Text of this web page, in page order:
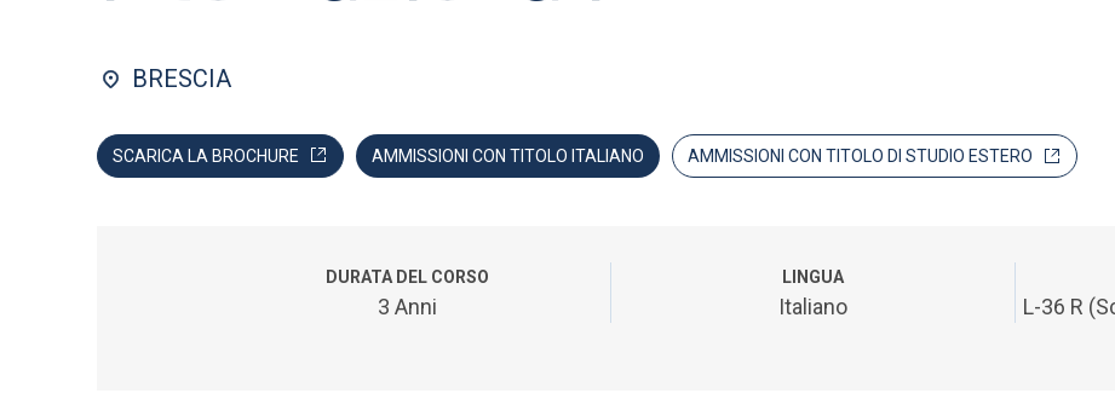
BRESCIA
SCARICA LA BROCHURE AMMISSIONI CON TITOLO ITALIANO AMMISSIONI CON TITOLO DI STUDIO ESTERO
DURATA DEL CORSO
3 Anni
LINGUA
Italiano
L-36 R